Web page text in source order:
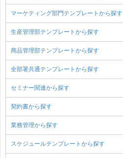
マーケティング部門テンプレートから探す
生産管理部テンプレートから探す
商品管理部テンプレートから探す
全部署共通テンプレートから探す
セミナー関連から探す
契約書から探す
業務管理から探す
スケジュールテンプレートから探す